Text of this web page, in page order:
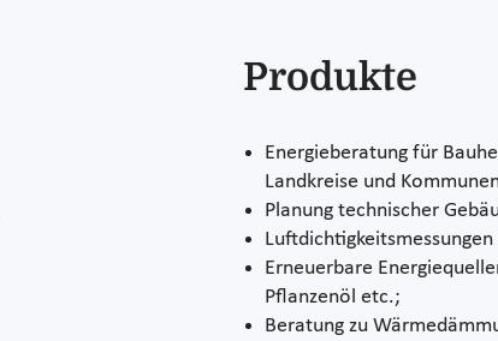
Produkte
Energieberatung für
Landkreise und
Planung technischer
Erneuerbare
Pflanzenöl etc.;
Beratung zu